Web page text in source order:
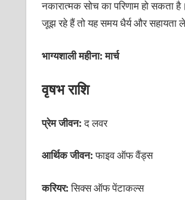
नकारात्मक सोच का परिणाम हो सकता
जूझ रहे हैं तो यह समय धैर्य और सहायता
भाग्यशाली महीना: मार्च
वृषभ राशि
प्रेम जीवन:द लवर
आर्थिक जीवन:फाइव ऑफ वैंड्स
करियर:सिक्स ऑफ पेंटाकल्स